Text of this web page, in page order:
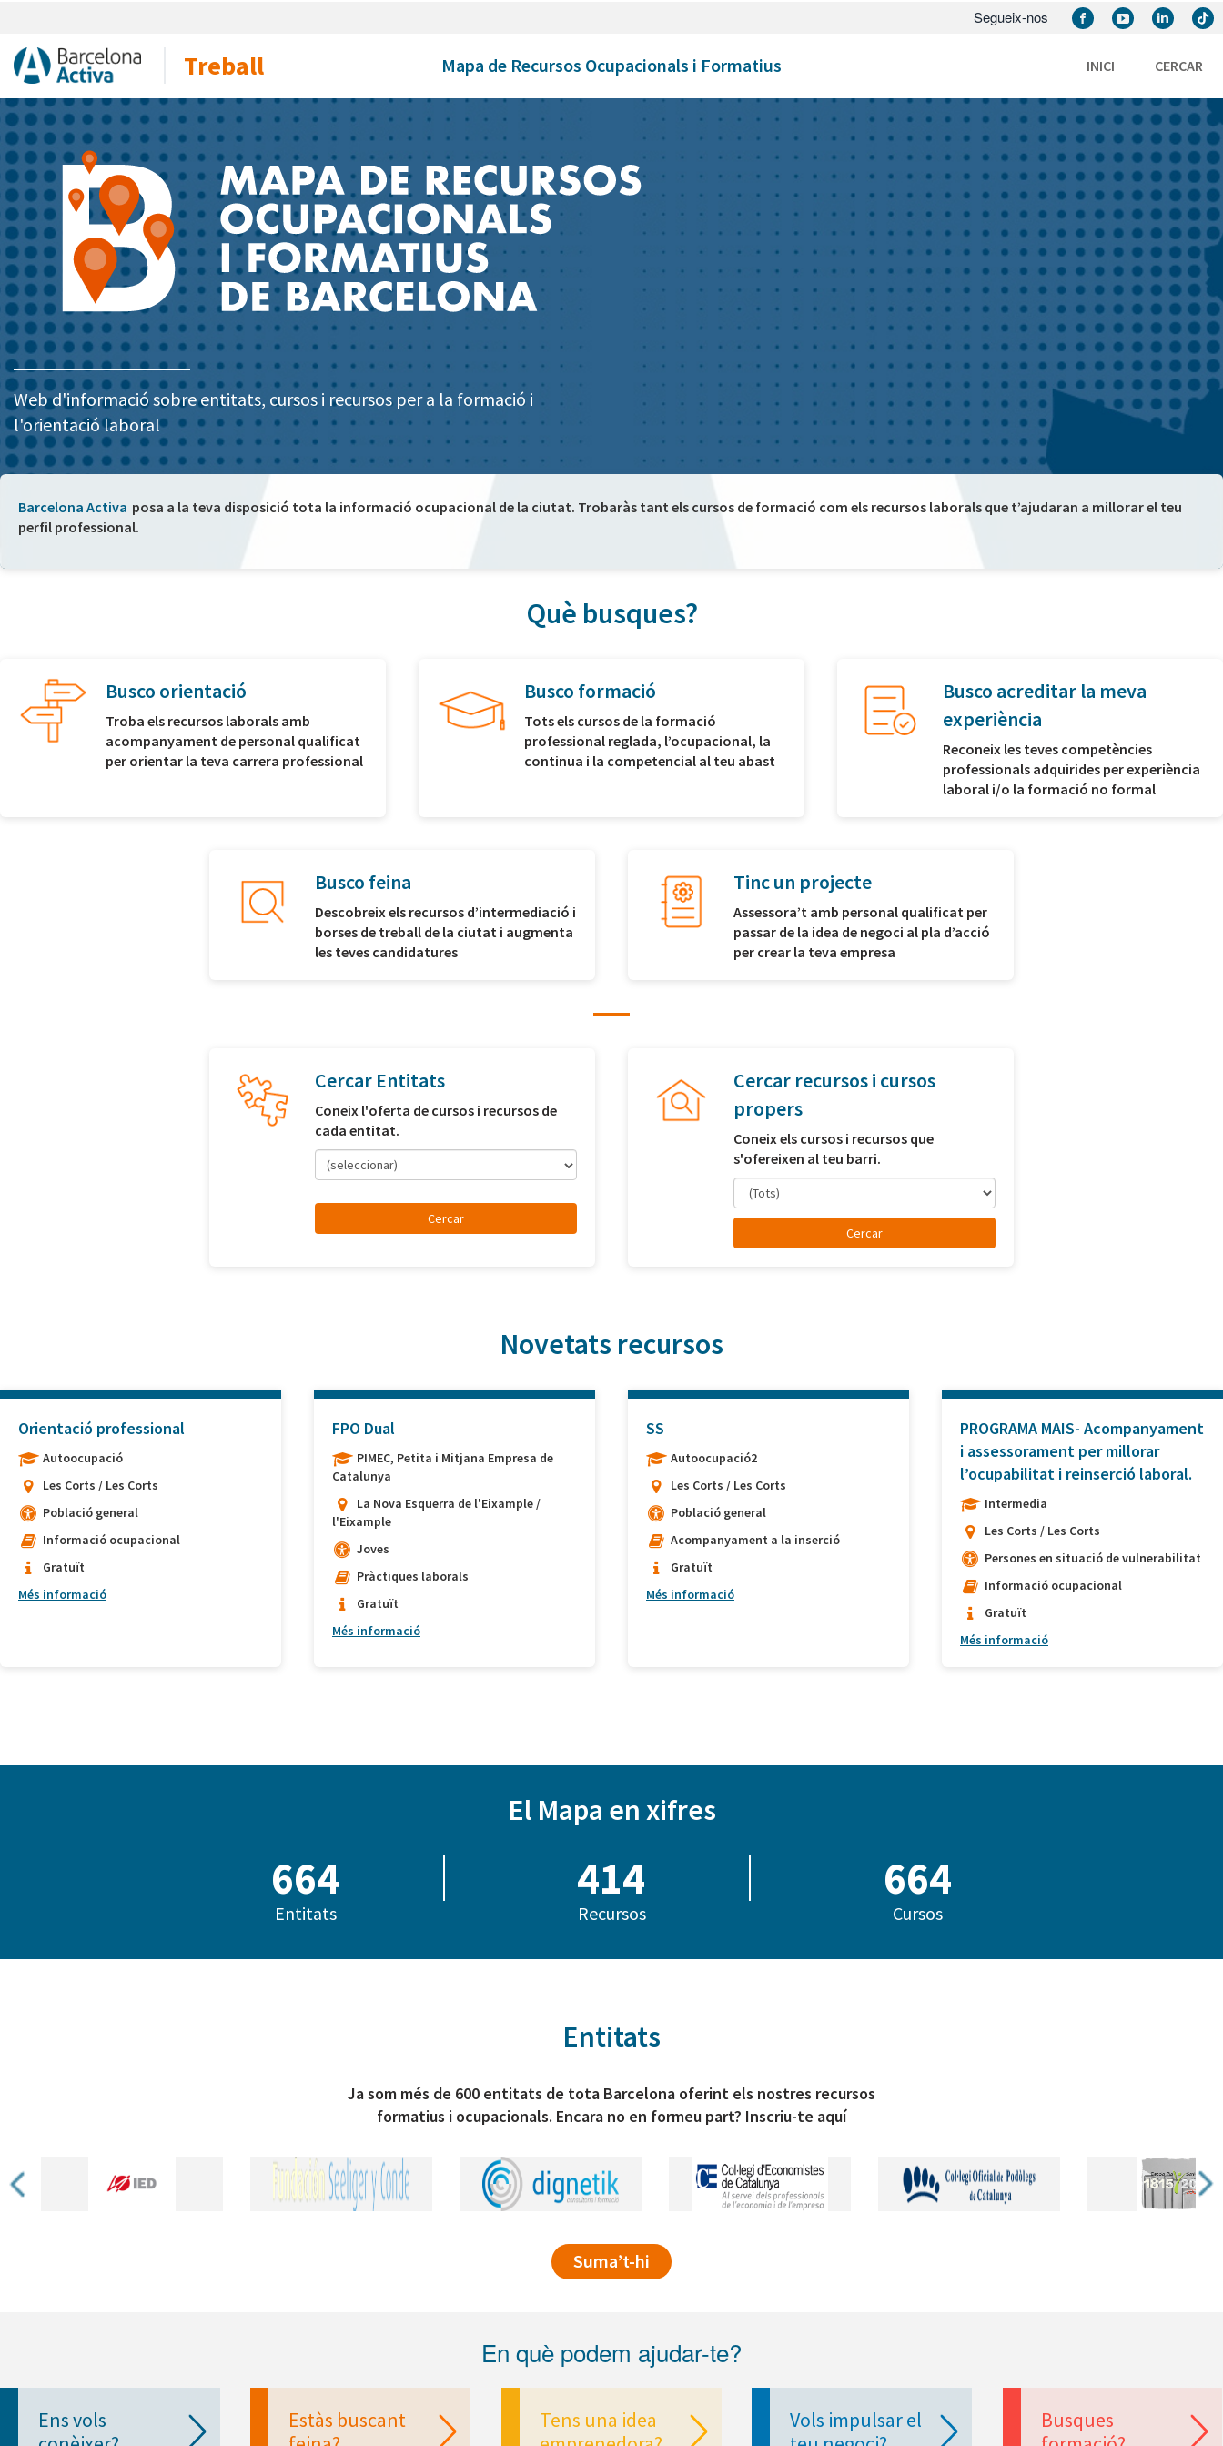
Segueix-nos
Mapa de Recursos Ocupacionals i Formatius
Treball INICI CERCAR
Web d'informació sobre entitats, cursos i recursos per a la formació i
l'orientació laboral
Barcelona Activa posa a la teva disposició tota la informació ocupacional de la ciutat. Trobaràs tant els cursos de formació com els recursos laborals que t’ajudaran a millorar el teu
perfil professional.
Què busques?
Busco orientació
Troba els recursos laborals amb
acompanyament de personal qualificat
per orientar la teva carrera professional
Busco formació
Tots els cursos de la formació
professional reglada, l’ocupacional, la
continua i la competencial al teu abast
Busco acreditar la meva
experiència
Reconeix les teves competències
professionals adquirides per experiència
laboral i/o la formació no formal
Busco feina
Descobreix els recursos d’intermediació i
borses de treball de la ciutat i augmenta
les teves candidatures
Tinc un projecte
Assessora’t amb personal qualificat per
passar de la idea de negoci al pla d’acció
per crear la teva empresa
Cercar Entitats
Coneix l'oferta de cursos i recursos de
cada entitat.
(seleccionar)
Cercar recursos i cursos
propers
Coneix els cursos i recursos que
s'ofereixen al teu barri.
Novetats recursos
Orientació professional
Autoocupació
Les Corts / Les Corts
Població general
Informació ocupacional
Gratuït
Més informació
FPO Dual
PIMEC, Petita i Mitjana Empresa de
Catalunya
La Nova Esquerra de l'Eixample /
l'Eixample
Joves
Pràctiques laborals
Gratuït
Més informació
SS
Autoocupació2
Les Corts / Les Corts
Població general
Acompanyament a la inserció
Gratuït
Més informació
PROGRAMA MAIS- Acompanyament
i assessorament per millorar
l’ocupabilitat i reinserció laboral.
Intermedia
Les Corts / Les Corts
Persones en situació de vulnerabilitat
Informació ocupacional
Gratuït
Més informació
El Mapa en xifres
685
Entitats
414
Recursos
855
Cursos
Entitats
Ja som més de 600 entitats de tota Barcelona oferint els nostres recursos
formatius i ocupacionals. Encara no en formeu part? Inscriu-te aquí
Suma’t-hi
En què podem ajudar-te?
Ens vols
Estàs buscant
Tens una idea
Vols impulsar el
Busques